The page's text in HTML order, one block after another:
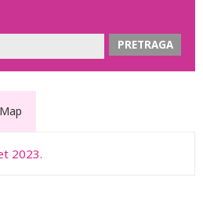
Map
2023.